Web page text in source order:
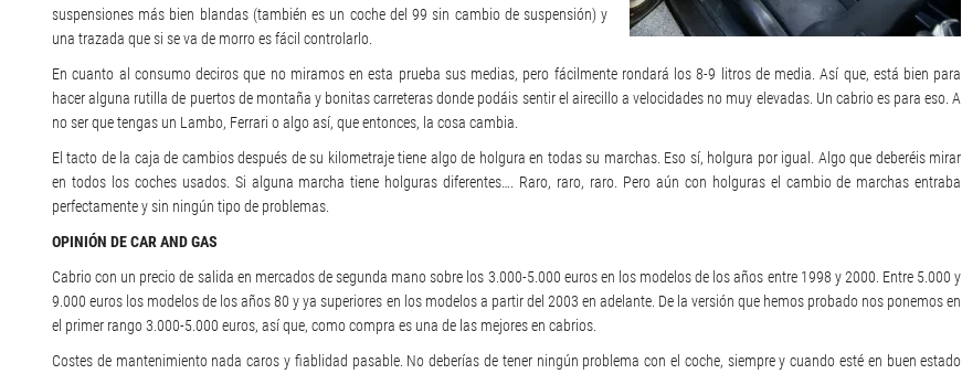
suspensiones más bien blandas (también es un coche del 99 sin cambio de suspensión) y
una trazada que si se va de morro es fácil controlarlo.
En cuanto al consumo deciros que no miramos en esta prueba sus medias, pero fácilmente rondará los 8-9 litros de media. Así que, está bien para
hacer alguna rutilla de puertos de montaña y bonitas carreteras donde podáis sentir el airecillo a velocidades no muy elevadas. Un cabrio es para eso. A
no ser que tengas un Lambo, Ferrari o algo así, que entonces, la cosa cambia.
El tacto de la caja de cambios después de su kilometraje tiene algo de holgura en todas su marchas. Eso sí, holgura por igual. Algo que deberéis mirar
en todos los coches usados. Si alguna marcha tiene holguras diferentes…. Raro, raro, raro. Pero aún con holguras el cambio de marchas entraba
perfectamente y sin ningún tipo de problemas.
OPINIÓN DE CAR AND GAS
Cabrio con un precio de salida en mercados de segunda mano sobre los 3.000-5.000 euros en los modelos de los años entre 1998 y 2000. Entre 5.000 y
9.000 euros los modelos de los años 80 y ya superiores en los modelos a partir del 2003 en adelante. De la versión que hemos probado nos ponemos en
el primer rango 3.000-5.000 euros, así que, como compra es una de las mejores en cabrios.
Costes de mantenimiento nada caros y fiablidad pasable. No deberías de tener ningún problema con el coche, siempre y cuando esté en buen estado